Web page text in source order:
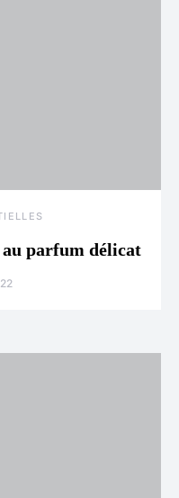
au parfum délicat